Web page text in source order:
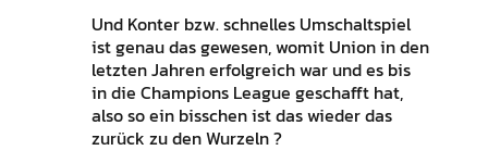
Und Konter bzw. schnelles Umschaltspiel
ist genau das gewesen, womit Union in den
letzten Jahren erfolgreich war und es bis
in die Champions League geschafft hat,
also so ein bisschen ist das wieder das
zurück zu den Wurzeln ?